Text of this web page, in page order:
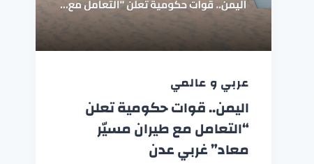
عربي و عالمي
اليمن.. قوات حكومية تعلن
“التعامل مع طيران مسيّر
معاد” غربي عدن